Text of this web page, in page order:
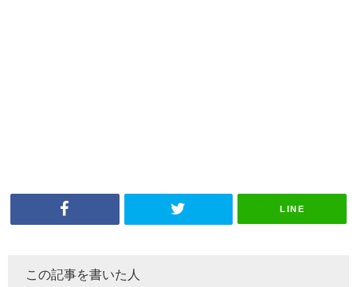
LINE
この記事を書いた人